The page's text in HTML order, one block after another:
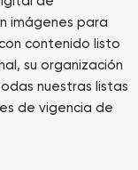
imágenes para
contenido listo
su organización
nuestras listas
de vigencia de